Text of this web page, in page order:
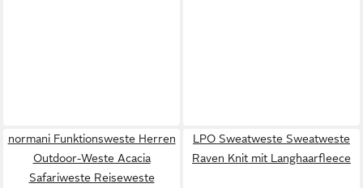
normani Funktionsweste Herren
Outdoor-Weste Acacia
Safariweste Reiseweste
LPO Sweatweste Sweatweste
Raven Knit mit Langhaarfleece